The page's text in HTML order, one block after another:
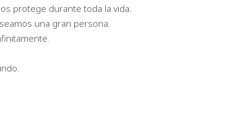
protege durante toda la vida.
una gran persona.